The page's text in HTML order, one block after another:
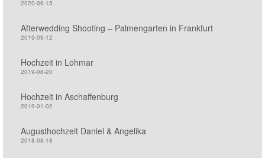
2020-06-15
Afterwedding Shooting – Palmengarten in Frankfurt
2019-09-12
Hochzeit in Lohmar
2019-08-20
Hochzeit in Aschaffenburg
2019-01-02
Augusthochzeit Daniel & Angelika
2018-08-18